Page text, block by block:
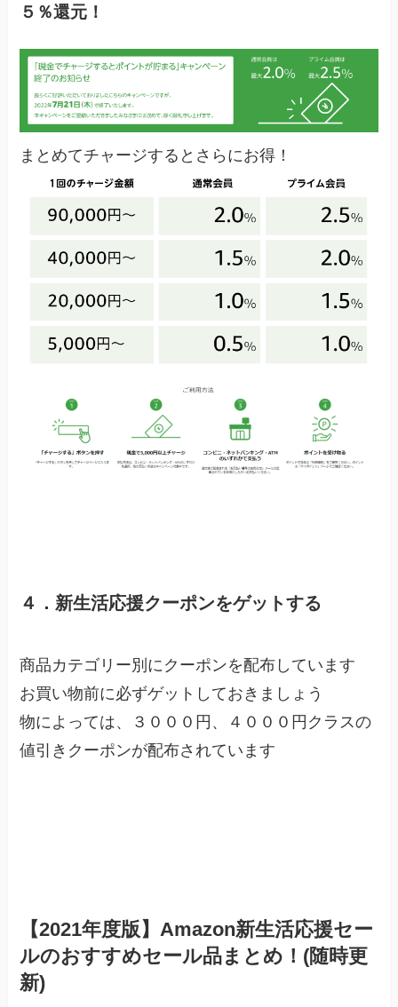
５％還元！
まとめてチャージするとさらにお得！
４．新生活応援クーポンをゲットする
商品カテゴリー別にクーポンを配布しています
お買い物前に必ずゲットしておきましょう
物によっては、３０００円、４０００円クラスの
値引きクーポンが配布されています
【2021年度版】Amazon新生活応援セー
ルのおすすめセール品まとめ！(随時更
新)